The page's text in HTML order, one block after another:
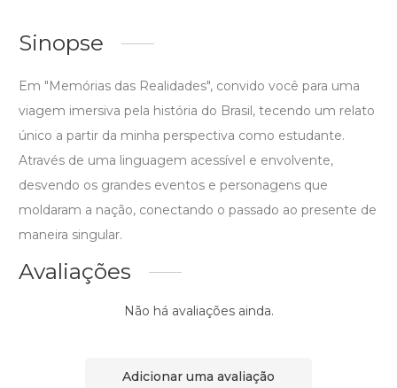
Sinopse
Em "Memórias das Realidades", convido você para uma
viagem imersiva pela história do Brasil, tecendo um relato
único a partir da minha perspectiva como estudante.
Através de uma linguagem acessível e envolvente,
desvendo os grandes eventos e personagens que
moldaram a nação, conectando o passado ao presente de
maneira singular.
Avaliações
Não há avaliações ainda.
Adicionar uma avaliação